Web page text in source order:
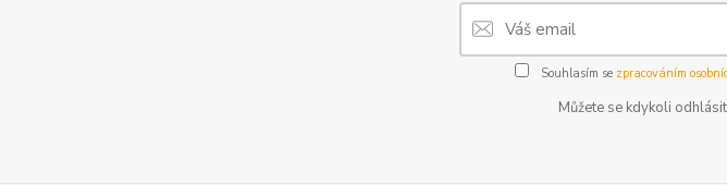
Souhlasím se zpracováním
Můžete se kdykoli